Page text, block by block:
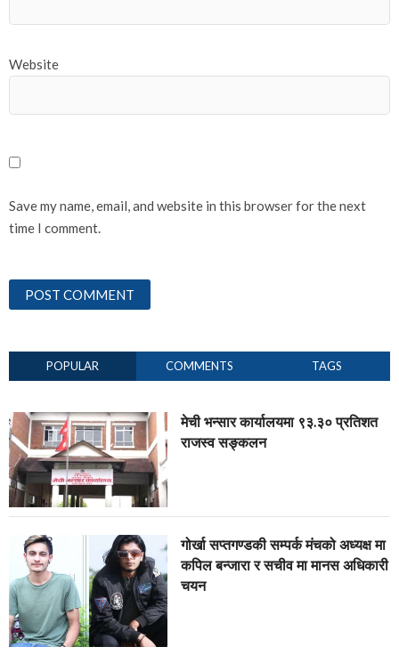
Website
Save my name, email, and website in this browser for the next
time I comment.
POPULAR COMMENTS TAGS
मेची भन्सार कार्यालयमा ९३.३० प्रतिशत
राजस्व सङ्कलन
गोर्खा सप्तगण्डकी सम्पर्क मंचको अध्यक्ष मा
कपिल बन्जारा र सचीव मा मानस अधिकारी
चयन